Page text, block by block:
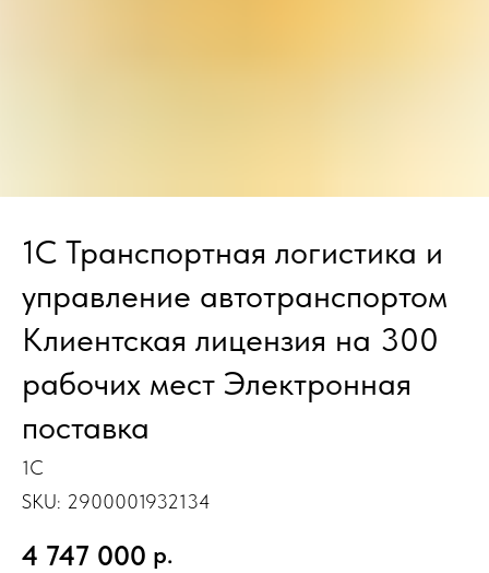
1С Транспортная логистика и
управление автотранспортом
Клиентская лицензия на 300
рабочих мест Электронная
поставка
1С
SKU: 2900001932134
4 747 000 р.